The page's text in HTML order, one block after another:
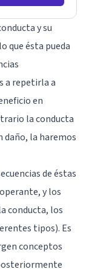
y su
que ésta pueda
a repetirla a
en
la conducta
daño, la haremos
de éstas
, y los
conducta, los
tipos). Es
conceptos